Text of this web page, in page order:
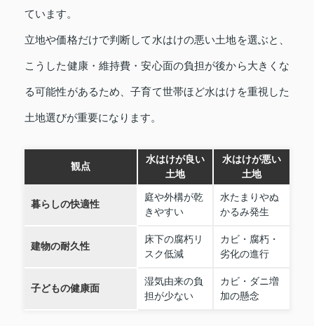
ています。
立地や価格だけで判断して水はけの悪い土地を選ぶと、
こうした健康・維持費・安心面の負担が後から大きくな
る可能性があるため、子育て世帯ほど水はけを重視した
土地選びが重要になります。
観点
水はけが良い
土地
水はけが悪い
土地
暮らしの快適性
庭や外構が乾
きやすい
水たまりやぬ
かるみ発生
建物の耐久性
床下の腐朽リ
スク低減
カビ・腐朽・
劣化の進行
子どもの健康面
湿気由来の負
担が少ない
カビ・ダニ増
加の懸念